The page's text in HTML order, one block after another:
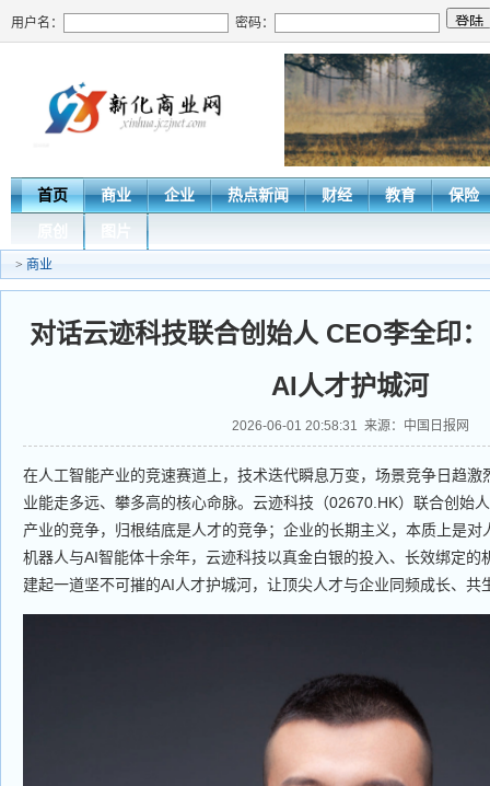
用户名： 密码：
首页 商业 企业 热点新闻 财经 教育 保险
原创 图片
> 商业
对话云迹科技联合创始人 CEO李全印
AI人才护城河
2026-06-01 20:58:31 来源：中国日报网
在人工智能产业的竞速赛道上，技术迭代瞬息万变，场景竞争日趋激
业能走多远、攀多高的核心命脉。云迹科技（02670.HK）联合创始
产业的竞争，归根结底是人才的竞争；企业的长期主义，本质上是对
机器人与AI智能体十余年，云迹科技以真金白银的投入、长效绑定的
建起一道坚不可摧的AI人才护城河，让顶尖人才与企业同频成长、共